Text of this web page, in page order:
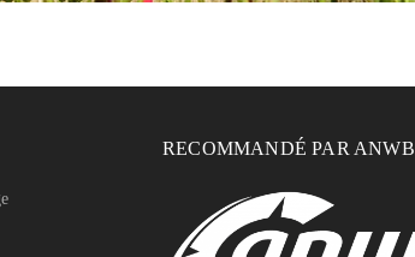
RECOMMANDÉ PAR ANWB